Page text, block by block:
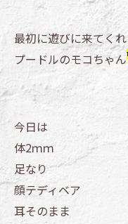
最初に遊びに来てく
プードルのモコちゃん
今日は
体2ｍｍ
足なり
顔テディベア
耳そのまま